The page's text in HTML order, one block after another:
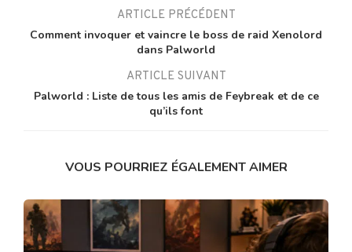
ARTICLE PRÉCÉDENT
Comment invoquer et vaincre le boss de raid Xenolord
dans Palworld
ARTICLE SUIVANT
Palworld : Liste de tous les amis de Feybreak et de ce
qu’ils font
VOUS POURRIEZ ÉGALEMENT AIMER